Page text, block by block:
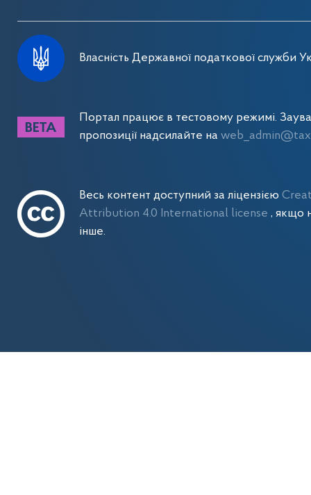
Власність Державної податкової служби
Портал працює в тестовому режимі.
пропозиції надсилайте на
Весь контент доступний за ліцензією
Attribution 4.0 International license, якщо
інше.